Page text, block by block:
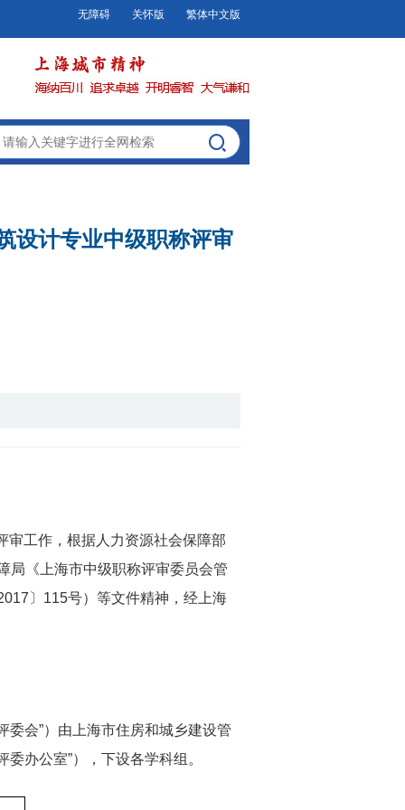
无障碍 关怀版 繁体中文版
设计专业中级职称评审
工作，根据人力资源社会保障部
局《上海市中级职称评审委员会管
〕115号）等文件精神，经上海
会”）由上海市住房和城乡建设管
办公室”），下设各学科组。